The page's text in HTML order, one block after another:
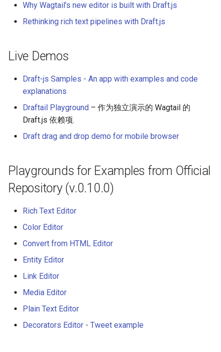
Theravada
开源项目维护者
Calculators
Captcha
Humane Technology
Software Patreons
Parasite
Why Wagtail’s new editor is built with Draft.js
Rethinking rich text pipelines with Draft.js
Live Demos
Draft-js Samples - An app with examples and code
explanations
Draftail Playground – 作为独立演示的 Wagtail 的
Draft.js 依赖项.
Draft drag and drop demo for mobile browser
Playgrounds for Examples from Official
Repository (v.0.10.0)
Rich Text Editor
Color Editor
Convert from HTML Editor
Entity Editor
Link Editor
Media Editor
Plain Text Editor
Decorators Editor - Tweet example